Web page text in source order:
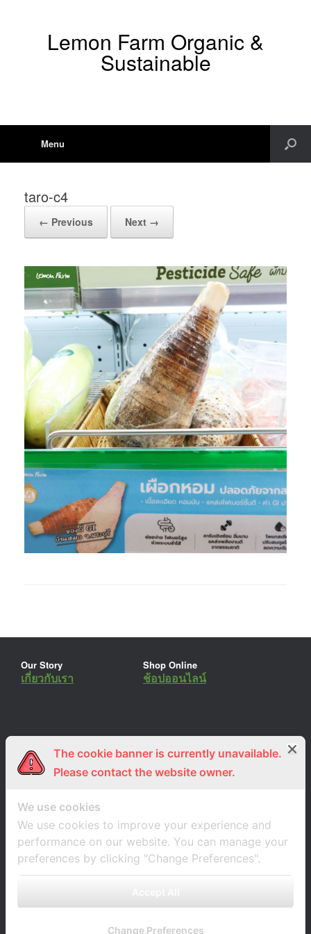
Lemon Farm Organic &
Sustainable
Menu
taro-c4
← Previous Next →
Our Story
เกี่ยวกับเรา
Shop Online
ช้อปออนไลน์
ร่วมงานกับเรา
สมัครงาน
Lemon Farm Cafe
ร้านอาหารอินทรีย์
The cookie banner is currently unavailable.
Please contact the website owner.
We use cookies
We use cookies to improve your experience and
performance on our website. You can manage your
preferences by clicking "Change Preferences".
Change Preferences